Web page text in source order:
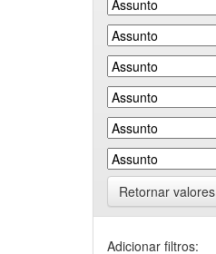
Retornar valores
Adicionar filtros: